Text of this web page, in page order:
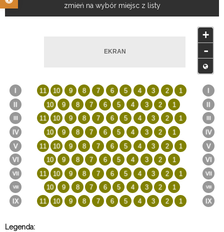
zmień na wybór miejsc z listy
+
-
Legenda: